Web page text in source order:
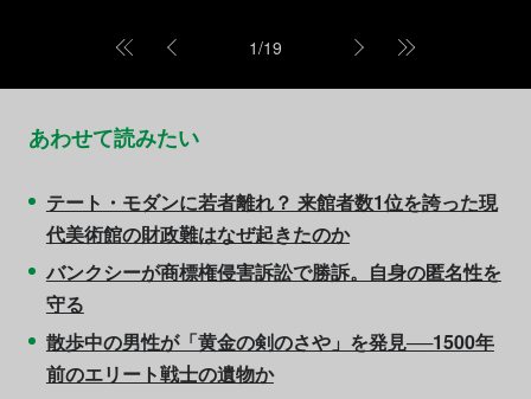
1/19
あわせて読みたい
テート・モダンに若者離れ？ 来館者数1位を誇った現
代美術館の財政難はなぜ起きたのか
バンクシーが商標権侵害訴訟で勝訴。自身の匿名性を
守る
散歩中の男性が「黄金の剣のさや」を発見──1500年
前のエリート戦士の遺物か